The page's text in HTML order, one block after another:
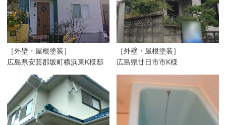
［外壁・屋根塗装］
広島県安芸郡坂町横浜東K様邸
［外壁・屋根塗装］
広島県廿日市市K様